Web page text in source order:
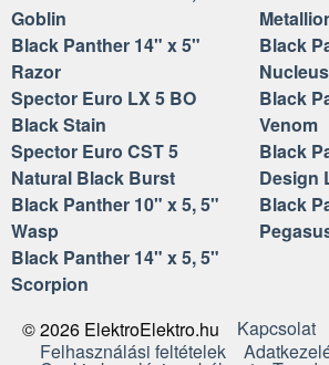
Goblin
Black Panther 14" x 5"
Razor
Black
Nucleus
Spector Euro LX 5 BO
Black Stain
Black
Venom
Spector Euro CST 5
Natural Black Burst
Black
Design
Black Panther 10" x 5, 5"
Wasp
Black
Black Panther 14" x 5, 5"
Scorpion
© 2026 ElektroElektro.hu
Kapcsolat
Felhasználási feltételek